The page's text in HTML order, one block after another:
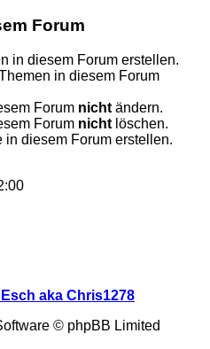
Forum
in diesem Forum erstellen.
in diesem Forum
Forum nicht ändern.
Forum nicht löschen.
in diesem Forum erstellen.
aka Chris1278
© phpBB Limited